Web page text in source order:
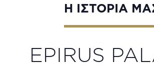
Η ΙΣΤΟΡΙΑ
EPIRUS